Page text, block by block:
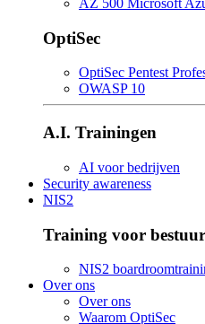
AZ 500 Microsoft
OptiSec
OptiSec Pentest
OWASP 10
A.I. Trainingen
AI voor bedrijven
Security awareness
NIS2
Training voor
NIS2
Over ons
Over ons
Waarom OptiSec